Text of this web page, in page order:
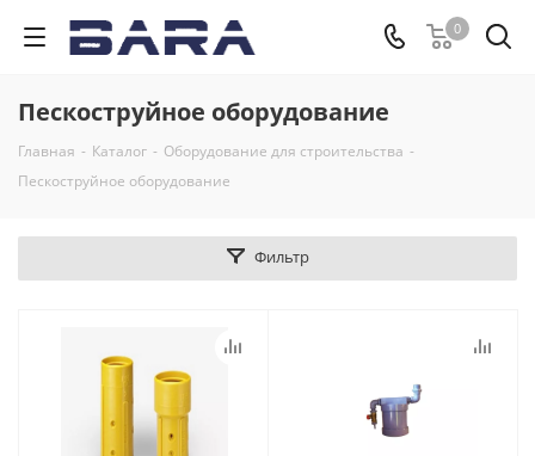
0
Пескоструйное оборудование
Главная - Каталог - Оборудование для строительства -
Пескоструйное оборудование
Фильтр